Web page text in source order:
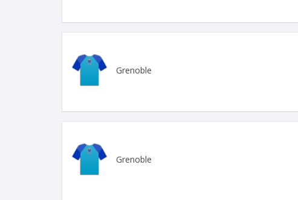
Grenoble
Grenoble